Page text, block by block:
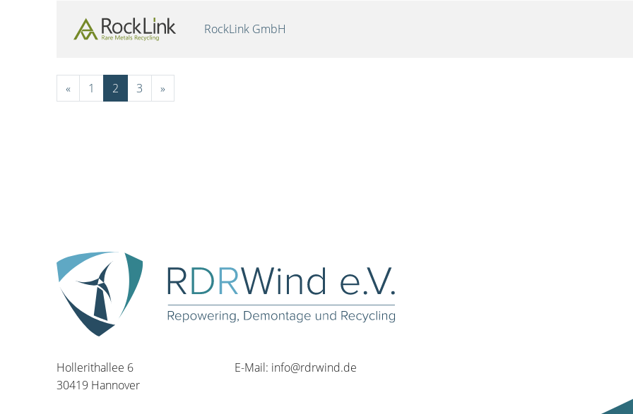
RockLink GmbH
« 1 2 3 »
Hollerithallee 6
30419 Hannover
E-Mail: info@rdrwind.de